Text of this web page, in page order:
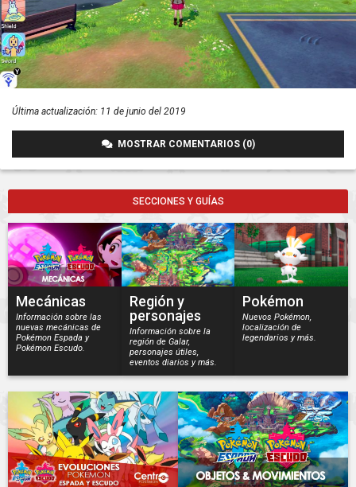
Última actualización: 11 de junio del 2019
MOSTRAR COMENTARIOS (0)
SECCIONES Y GUÍAS
Mecánicas
Información sobre las
nuevas mecánicas de
Pokémon Espada y
Pokémon Escudo.
Región y
personajes
Información sobre la
región de Galar,
personajes útiles,
eventos diarios y más.
Pokémon
Nuevos Pokémon,
localización de
legendarios y más.